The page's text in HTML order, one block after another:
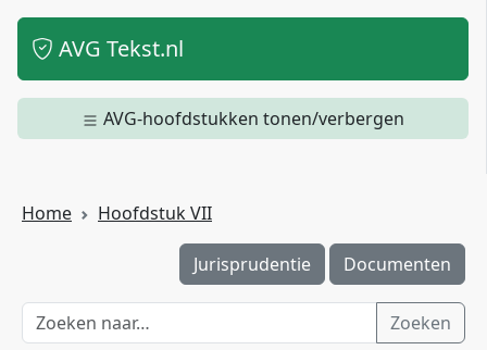
AVG Tekst.nl
AVG-hoofdstukken tonen/verbergen
Home Hoofdstuk VII
Jurisprudentie Documenten
Zoeken